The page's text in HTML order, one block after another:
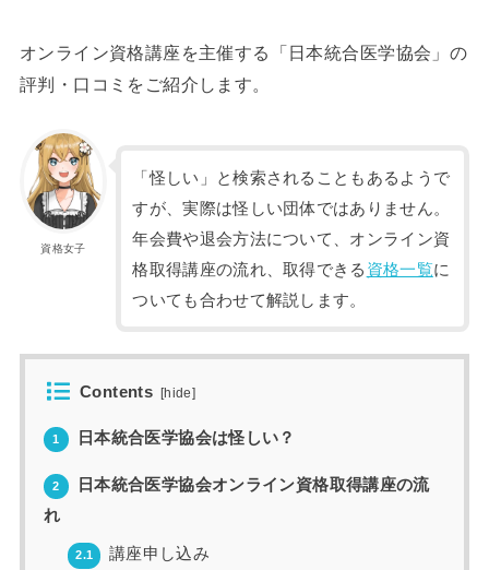
オンライン資格講座を主催する「日本統合医学協会」の
評判・口コミをご紹介します。
資格女子
「怪しい」と検索されることもあるようで
すが、実際は怪しい団体ではありません。
年会費や退会方法について、オンライン資
格取得講座の流れ、取得できる 資格一覧に
ついても合わせて解説します。
Contents [hide]
1 日本統合医学協会は怪しい？
2
日本統合医学協会オンライン資格取得講座の流
れ
2.1 講座申し込み